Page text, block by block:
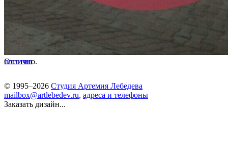
Отлично.
логотип
© 1995–2026 Студия Артемия Лебедева
mailbox@artlebedev.ru, адреса и телефоны
Заказать дизайн...